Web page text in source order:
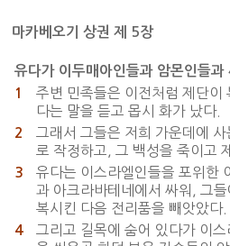
마카베오기 상권 제 5장
유다가 이두매아인들과 암몬인들과
1
주변 민족들은 이전처럼 제단이
다는 말을 듣고 몹시 화가 났다.
2
그래서 그들은 저희 가운데에
로 작정하고, 그 백성을 죽이고
3
유다는 이스라엘인들을 포위한
과 아크라바테네에서 싸워, 그
복시킨 다음 전리품을 빼앗았다.
4
그리고 길목에 숨어 있다가 이